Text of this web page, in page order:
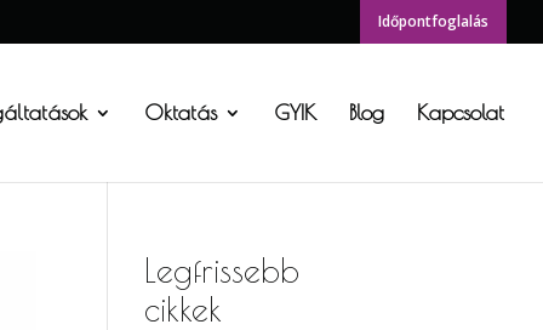
Időpontfoglalás
Oktatás GYIK Blog Kapcsolat
Legfrissebb
cikkek